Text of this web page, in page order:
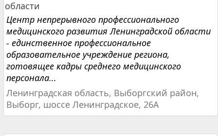
Центр непрерывного профессионального
медицинского развития Ленинградской области
- единственное профессиональное
образовательное учреждение региона,
готовящее кадры среднего медицинского
персонала...
Ленинградская область, Выборгский район,
Выборг, шоссе Ленинградское, 26А